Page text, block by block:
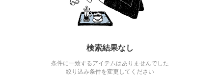
検索結果なし
条件に一致するアイテムはありませんでした
絞り込み条件を変更してください